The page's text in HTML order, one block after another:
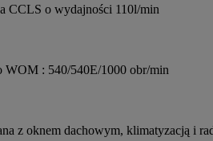
CCLS o wydajności 110l/min
WOM : 540/540E/1000 obr/min
z oknem dachowym, klimatyzacją i